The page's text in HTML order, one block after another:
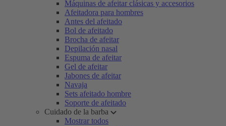
Máquinas de afeitar clásicas y accesorios
Afeitadora para hombres
Antes del afeitado
Bol de afeitado
Brocha de afeitar
Depilación nasal
Espuma de afeitar
Gel de afeitar
Jabones de afeitar
Navaja
Sets afeitado hombre
Soporte de afeitado
Cuidado de la barba
Mostrar todos